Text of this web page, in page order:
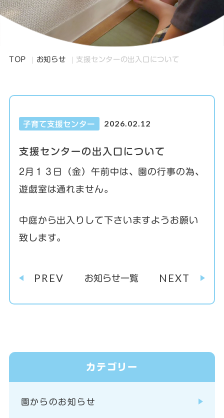
TOP お知らせ 支援センターの出入口について
子育て支援センター 2026.02.12
支援センターの出入口について
2月１３日（金）午前中は、園の行事の為、
遊戯室は通れません。
中庭から出入りして下さいますようお願い
致します。
PREV お知らせ一覧 NEXT
カテゴリー
園からのお知らせ